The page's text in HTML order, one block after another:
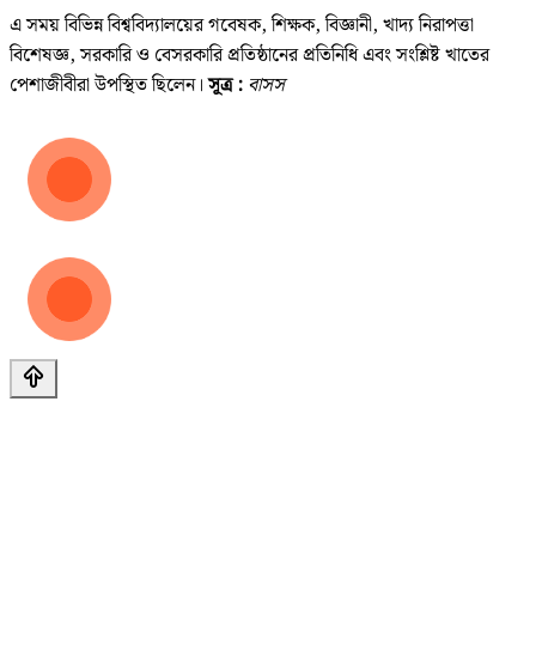
এ সময় বিভিন্ন বিশ্ববিদ্যালয়ের গবেষক, শিক্ষক, বিজ্ঞানী, খাদ্য নিরাপত্তা
বিশেষজ্ঞ, সরকারি ও বেসরকারি প্রতিষ্ঠানের প্রতিনিধি এবং সংশ্লিষ্ট খাতের
পেশাজীবীরা উপস্থিত ছিলেন।সূত্র : বাসস